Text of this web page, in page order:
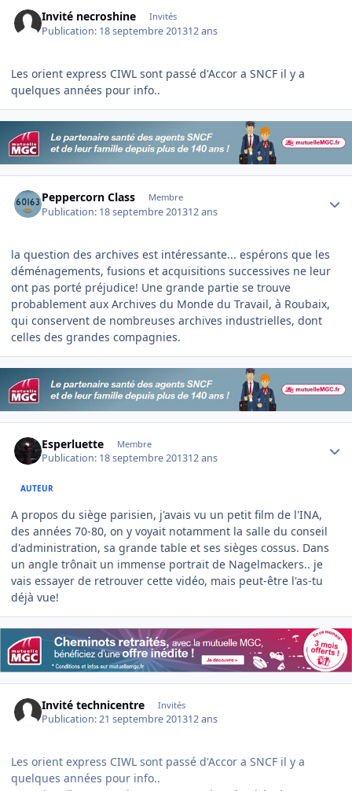
Invité necroshine Invités
Publication: 18 septembre 201312 ans
Les orient express CIWL sont passé d'Accor a SNCF il y a
quelques années pour info..
Peppercorn Class Membre
Publication: 18 septembre 201312 ans
la question des archives est intéressante... espérons que les
déménagements, fusions et acquisitions successives ne leur
ont pas porté préjudice! Une grande partie se trouve
probablement aux Archives du Monde du Travail, à Roubaix,
qui conservent de nombreuses archives industrielles, dont
celles des grandes compagnies.
Esperluette Membre
Publication: 18 septembre 201312 ans
AUTEUR
A propos du siège parisien, j'avais vu un petit film de l'INA,
des années 70-80, on y voyait notamment la salle du conseil
d'administration, sa grande table et ses sièges cossus. Dans
un angle trônait un immense portrait de Nagelmackers.. je
vais essayer de retrouver cette vidéo, mais peut-être l'as-tu
déjà vue!
Invité technicentre Invités
Publication:21 septembre 201312 ans
Les orient express CIWL sont passé d'Accor a SNCF il y a
quelques années pour info..